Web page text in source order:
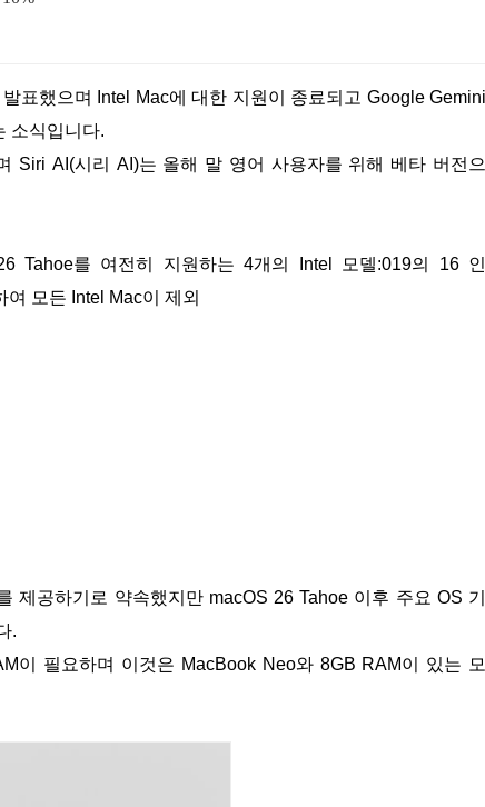
소식입니다.
Siri AI(시리 AI)는 올해 말 영어 사용자를 위해 베타 버전으
Tahoe를 여전히 지원하는 4개의 Intel 모델:019의 16 인
모든 Intel Mac이 제외
제공하기로 약속했지만 macOS 26 Tahoe 이후 주요 OS 기
.
이 필요하며 이것은 MacBook Neo와 8GB RAM이 있는 모